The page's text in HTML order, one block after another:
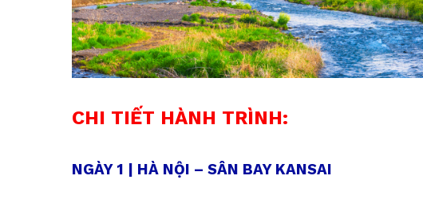
CHI TIẾT HÀNH TRÌNH:
NGÀY 1 | HÀ NỘI – SÂN BAY KANSAI